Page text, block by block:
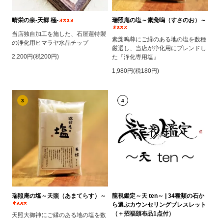
晴栄の泉‐天郷 極‐
当店独自加工を施した、石屋蓮特製
の浄化用ヒマラヤ水晶チップ
2,200円(税200円)
瑞照庵の塩～素戔嗚（すさのお）～
素戔嗚尊にご縁のある地の塩を数種
厳選し、当店が浄化用にブレンドし
た『浄化専用塩』
1,980円(税180円)
3
瑞照庵の塩～天照（あまてらす）～
天照大御神にご縁のある地の塩を数
4
龍視鑑定～天 ten～ | 34種類の石か
ら選ぶカウンセリングブレスレット
（＋招福頒布品1点付）